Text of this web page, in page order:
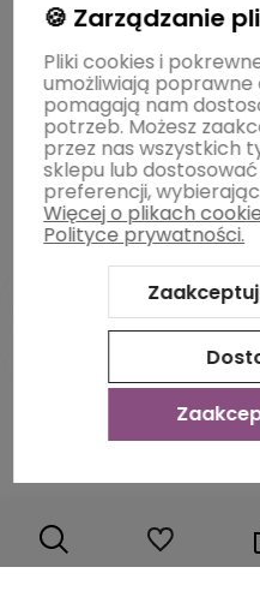
Informacje
O nas
Sklep internetowy Shoper
3.0™od
🍪 Zarządzanie
Pliki cookies i
umożliwiają poprawne
pomagają nam
potrzeb. Możesz
przez nas wszystkich
sklepu lub
preferencji,
Więcej o plikach
Polityce prywatności.